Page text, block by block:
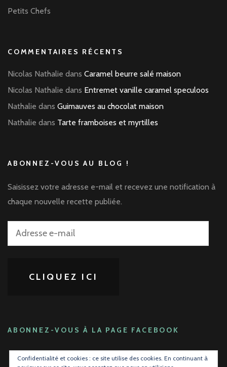
Petits Chefs
COMMENTAIRES RÉCENTS
Nicolas Nathalie dans Caramel beurre salé maison
Nicolas Nathalie dans Entremet vanille caramel speculoos
Nathalie dans Guimauves au chocolat maison
Nathalie dans Tarte framboises et myrtilles
ABONNEZ-VOUS AU BLOG !
Saisissez votre adresse e-mail et recevez une notification à
chaque nouvelle recette publiée.
Adresse
CLIQUEZ ICI
ABONNEZ-VOUS À LA PAGE FACEBOOK
Confidentialité et cookies : ce site utilise des cookies. En continuant à